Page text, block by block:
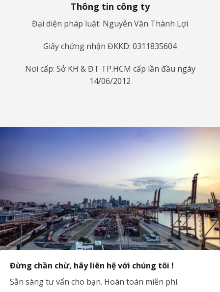
Thông tin công ty
Đại diện pháp luật: Nguyễn Văn Thành Lợi
Giấy chứng nhận ĐKKD: 0311835604
Nơi cấp: Sở KH & ĐT TP.HCM cấp lần đầu ngày
14/06/2012
Đừng chần chừ, hãy liên hệ với chúng tôi !
Sẵn sàng tư vấn cho bạn. Hoàn toàn miễn phí.